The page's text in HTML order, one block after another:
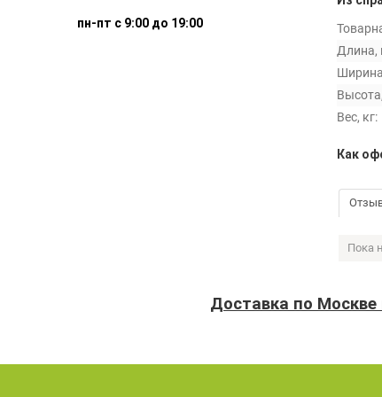
пн-пт с 9:00 до 19:00
Длина,
Вес, кг:
Как
Пока
Доставка по